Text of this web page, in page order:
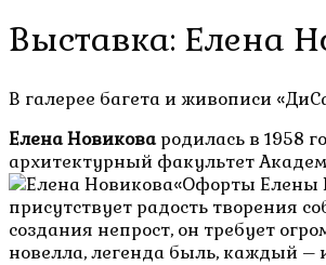
Выставка: Елена
В галерее багета и живописи
Елена Новикова родилась в 1958
архитектурный факультет
«Офорты Елены
присутствует радость творения
создания непрост, он требует
новелла, легенда быль, каждый –